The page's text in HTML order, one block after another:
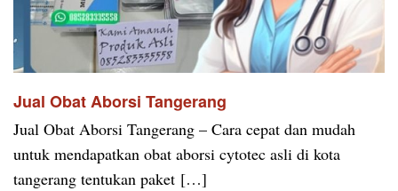
Jual Obat Aborsi Tangerang
Jual Obat Aborsi Tangerang – Cara cepat dan mudah
untuk mendapatkan obat aborsi cytotec asli di kota
tangerang tentukan paket […]